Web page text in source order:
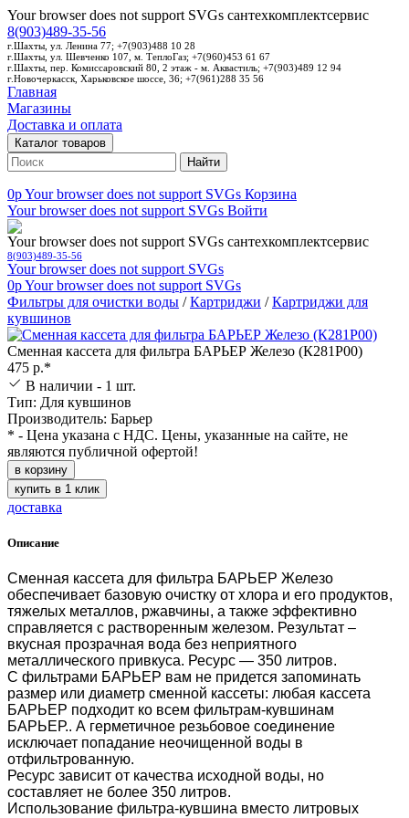
Your browser does not support SVGs сантехкомплектсервис
8(903)489-35-56
г.Шахты, ул. Ленина 77; +7(903)488 10 28
г.Шахты, ул. Шевченко 107, м. ТеплоГаз; +7(960)453 61 67
г.Шахты, пер. Комиссаровский 80, 2 этаж - м. Аквастиль; +7(903)489 12 94
г.Новочеркасск, Харьковское шоссе, 36; +7(961)288 35 56
Главная
Магазины
Доставка и оплата
Каталог товаров
Найти
0pYour browser does not support SVGs Корзина
Your browser does not support SVGs Войти
Your browser does not support SVGs сантехкомплектсервис
8(903)489-35-56
Your browser does not support SVGs
0pYour browser does not support SVGs
Фильтры для очистки воды /Картриджи /Картриджи для
кувшинов
Сменная кассета для фильтра БАРЬЕР Железо (К281Р00)
475 р.*
В наличии - 1 шт.
Тип: Для кувшинов
Производитель: Барьер
* - Цена указана с НДС. Цены, указанные на сайте, не
являются публичной офертой!
в корзину
купить в 1 клик
доставка
Описание
Сменная кассета для фильтра БАРЬЕР Железо
обеспечивает базовую очистку от хлора и его продуктов,
тяжелых металлов, ржавчины, а также эффективно
справляется с растворенным железом. Результат –
вкусная прозрачная вода без неприятного
металлического привкуса. Ресурс — 350 литров.
С фильтрами БАРЬЕР вам не придется запоминать
размер или диаметр сменной кассеты: любая кассета
БАРЬЕР подходит ко всем фильтрам-кувшинам
БАРЬЕР.. А герметичное резьбовое соединение
исключает попадание неочищенной воды в
отфильтрованную.
Ресурс зависит от качества исходной воды, но
составляет не более 350 литров.
Использование фильтра-кувшина вместо литровых